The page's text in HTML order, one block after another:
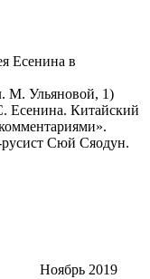
М. Ульяновой, 1)
Есенина. Китайский
Сюй Сяодун.
Ноябрь 2019